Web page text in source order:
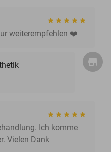
weiterempfehlen ❤️
Ich komme
Vielen Dank